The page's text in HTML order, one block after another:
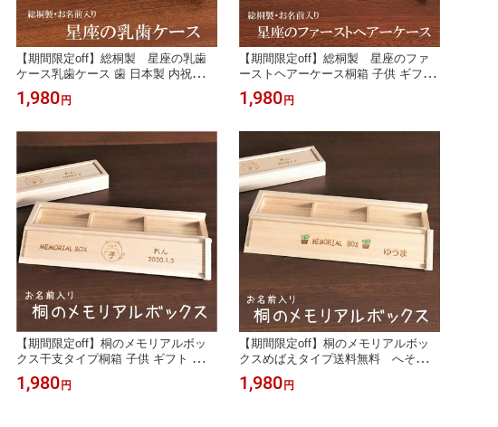
【期間限定off】総桐製 星座の乳歯
ケース乳歯ケース 歯 日本製 内祝い
おしゃれ かわいい 乳歯 十二星
座 星座 赤ちゃん 送料無料 出産
名前入り 保存 記念品 男の子 女
の子 男 女 1歳 3歳 5歳 入学
祝 国産
1,980円
【期間限定off】総桐製 星座のファ
ーストヘアーケース桐箱 子供 ギフト
日本製 1歳 2歳 3歳 内祝い おしゃれ
かわいい 送料無料 産毛 胎毛 胎毛
レゼント 保存 記念品 メモリア
ル 男の子 女の子 名入れ 手作
り 国産 桐
1,980円
【期間限定off】桐のメモリアルボッ
クス干支タイプ桐箱 子供 ギフト 日本
製 1歳 2歳 3歳 内祝い おしゃれ かわ
いい 送料無料 産毛 胎毛 へその
1,980円
【期間限定off】桐のメモリアルボッ
クスめばえタイプ送料無料 へその
緒 産毛 胎毛 ファーストヘアー
乳歯 へその緒 名前入り 出産祝
1,980円